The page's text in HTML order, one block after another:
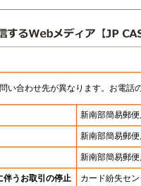
い合わせ先が異なります。お電話
新南部簡易郵
新南部簡易郵
新南部簡易郵
伴うお取引の停止
カード紛失セ